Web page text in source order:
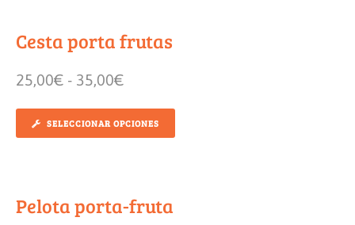
Cesta porta frutas
25,00€ - 35,00€
SELECCIONAR OPCIONES
Pelota porta-fruta